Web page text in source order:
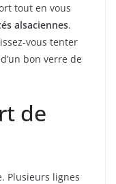
tout en vous
alsaciennes.
vous tenter
bon verre de
de
Plusieurs lignes